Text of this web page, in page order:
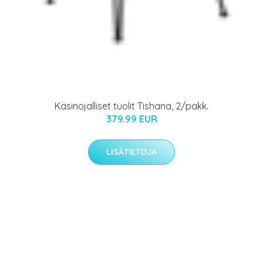
Käsinojalliset tuolit Tishana, 2/pakk.
379.99 EUR
LISÄTIETOJA